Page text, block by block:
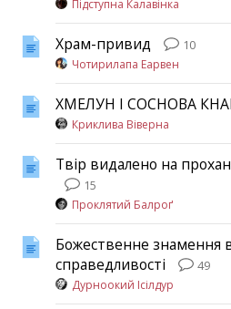
Підступна Калавінка
Храм-привид
10
Чотирилапа Еарвен
ХМЕЛУН І СОСНОВА
Криклива Віверна
Твір видалено на
15
Проклятий Балроґ
Божественне знамення
справедливості
49
Дурноокий Ісілдур